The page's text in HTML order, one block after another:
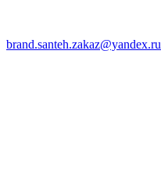
brand.santeh.zakaz@yandex.ru